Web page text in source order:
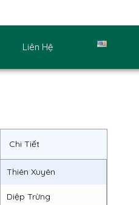
Liên Hệ
Chi Tiết
Thiên Xuyên
Diệp Trừng